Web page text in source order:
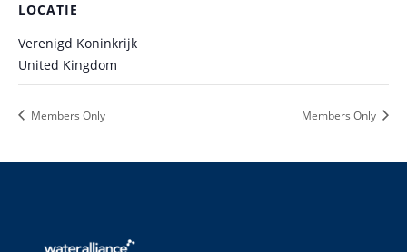
LOCATIE
Verenigd Koninkrijk
United Kingdom
Members Only Members Only